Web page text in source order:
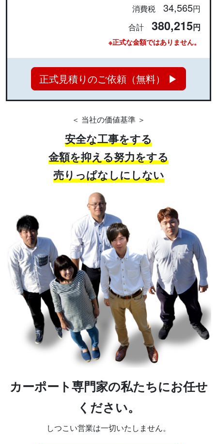
消費税 34,565円
合計 380,215円
※正式な金額ではありません。
正式見積りのご依頼（無料） ▶
＜ 当社の価値基準 ＞
安全な工事をする
金額を抑える努力をする
売りっぱなしにしない
カーポート専門家の私たちにお任せ
ください。
しつこい営業は一切いたしません。